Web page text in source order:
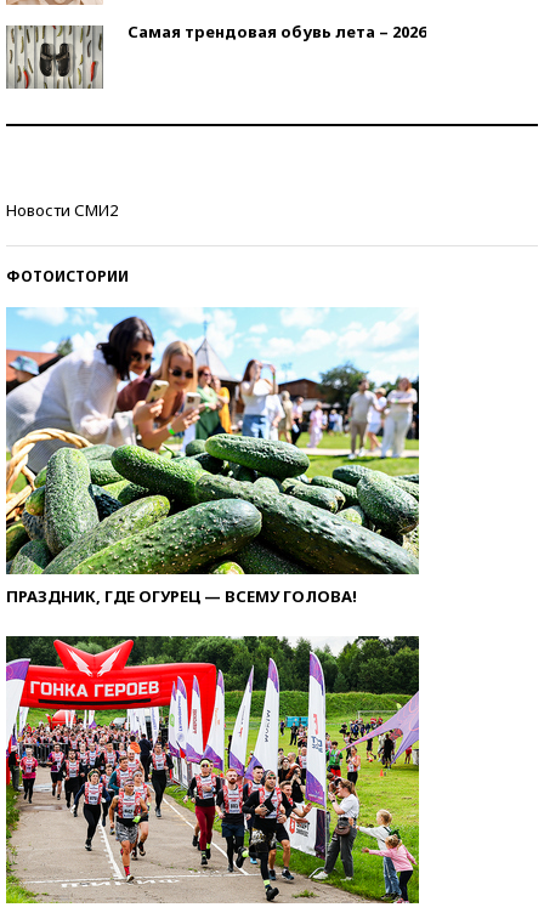
Самая трендовая обувь лета – 2026
Новости СМИ2
ФОТОИСТОРИИ
ПРАЗДНИК, ГДЕ ОГУРЕЦ — ВСЕМУ ГОЛОВА!